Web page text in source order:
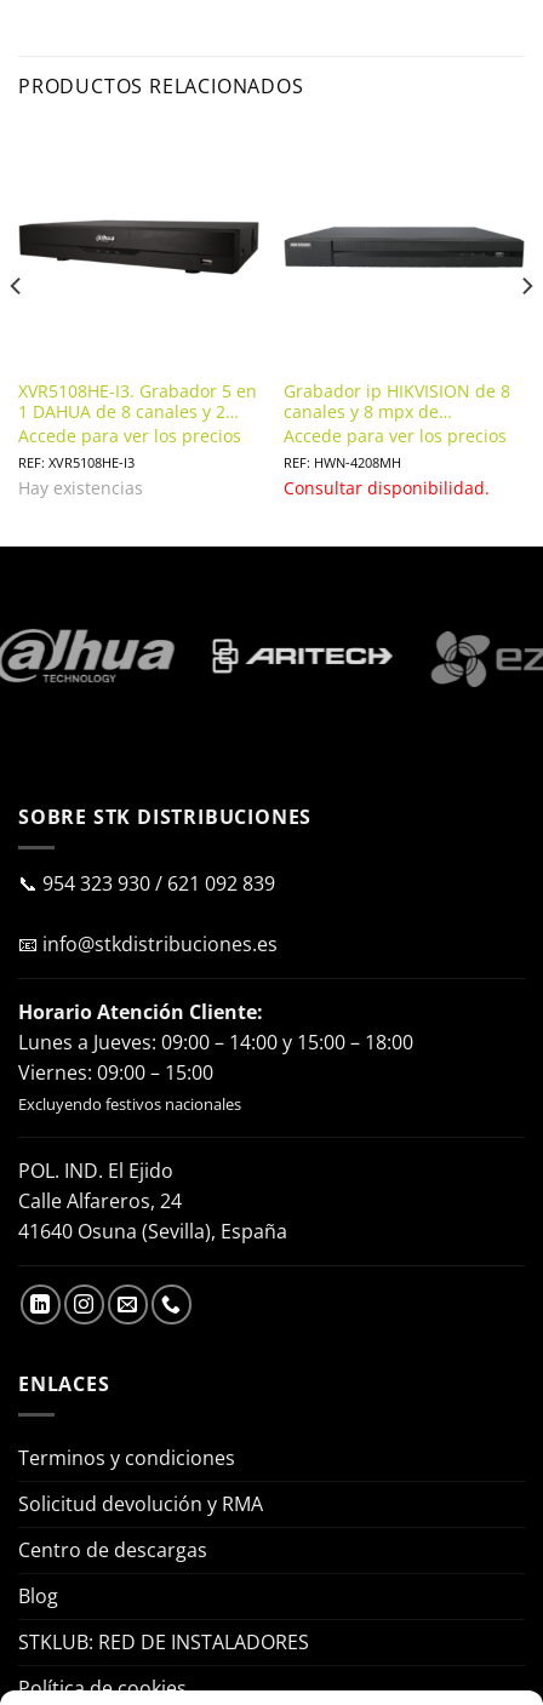
PRODUCTOS RELACIONADOS
XVR5108HE-I3. Grabador 5 en
1 DAHUA de 8 canales y 2
mpx de resolución máxima
Accede para ver los precios
REF: XVR5108HE-I3
Hay existencias
Grabador ip HIKVISION de 8
canales y 8 mpx de
resolución. HWN-4208MH.
Accede para ver los precios
REF: HWN-4208MH
Consultar disponibilidad.
SOBRE STK DISTRIBUCIONES
📞 954 323 930/ 621 092 839
📧 info@stkdistribuciones.es
Horario Atención Cliente:
Lunes a Jueves: 09:00 – 14:00 y 15:00 – 18:00
Viernes: 09:00 – 15:00
Excluyendo festivos nacionales
POL. IND. El Ejido
Calle Alfareros, 24
41640 Osuna (Sevilla), España
ENLACES
Terminos y condiciones
Solicitud devolución y RMA
Centro de descargas
Blog
STKLUB: RED DE INSTALADORES
Política de cookies